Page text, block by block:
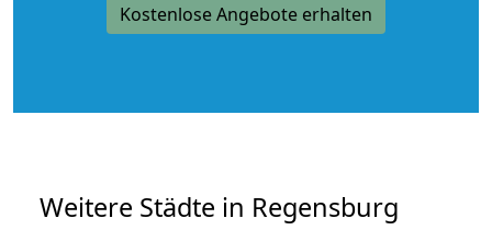
Kostenlose Angebote erhalten
Weitere Städte in Regensburg